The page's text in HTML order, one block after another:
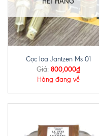
Cọc loa Jantzen Ms 01
Giá: 800,000₫
Hàng đang về